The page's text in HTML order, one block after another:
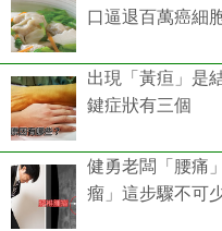
口逼退百萬癌細
出現「黃疸」是
鍵症狀有三個
健勇老闆「腰痛
瘤」這步驟不可